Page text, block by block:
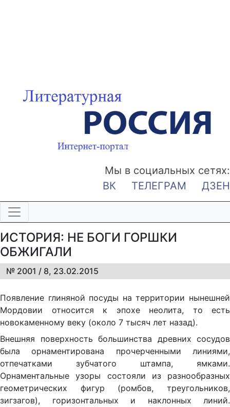
Мы в социальных сетях:
ВК
ТЕЛЕГРАМ ДЗЕН
ИСТОРИЯ: НЕ БОГИ ГОРШКИ
ОБЖИГАЛИ
№ 2001 / 8, 23.02.2015
Появление глиняной посуды на территории нынешней
Мордовии относится к эпохе неолита, то есть
новокаменному веку (около 7 тысяч лет назад).
Внешняя поверхность большинства древних сосудов
была орнаментирована прочерченными линиями,
отпечатками зубчатого штампа, ямками.
Орнаментальные узоры состояли из разнообразных
геометрических фигур (ромбов, треугольников,
зигзагов), горизонтальных и наклонных линий.